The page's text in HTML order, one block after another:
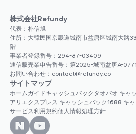
株式会社Refundy
代表：朴信旭
住所：大韓民国京畿道城南市盆唐区城南大路
階
事業者登録番号：294-87-03409
通信販売業申告番号：第2025-城南盆唐A-
お問い合わせ：contact@refundy.co
サイトマップ
ホームガイドキャッシュバック タオバオ キャ
アリエクスプレス キャッシュバック 1688 キャ
サービス利用規約個人情報処理方針